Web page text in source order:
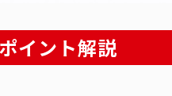
イント解説